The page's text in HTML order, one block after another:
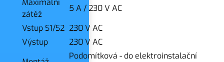
Maximální
zátěž
5 A / 230 V AC
Vstup S1/S2 230 V AC
Výstup
230 V AC
Podomítková - do elektroinstalační